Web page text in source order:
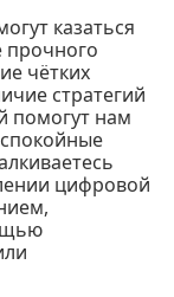
казаться
чётких
стратегий
помогут нам
цифровой